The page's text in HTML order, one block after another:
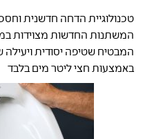
טכנולוגיית הדחה חדשנית
המשתנות החדשות מצוידות
המבטיח שטיפה יסודית
באמצעות חצי ליטר מים בלבד